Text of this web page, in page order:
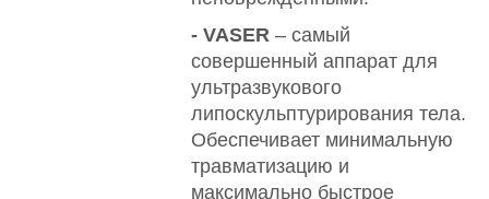
- VASER – самый
совершенный аппарат для
ультразвукового
липоскульптурирования тела.
Обеспечивает минимальную
травматизацию и
максимально быстрое